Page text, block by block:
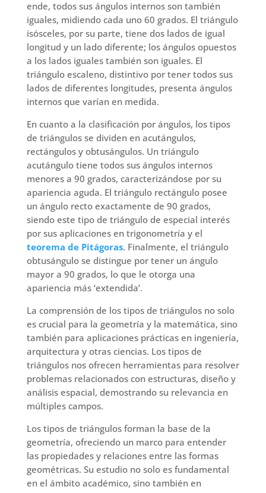
ende, todos sus ángulos internos son también
iguales, midiendo cada uno 60 grados. El triángulo
isósceles, por su parte, tiene dos lados de igual
longitud y un lado diferente; los ángulos opuestos
a los lados iguales también son iguales. El
triángulo escaleno, distintivo por tener todos sus
lados de diferentes longitudes, presenta ángulos
internos que varían en medida.
En cuanto a la clasificación por ángulos, los tipos
de triángulos se dividen en acutángulos,
rectángulos y obtusángulos. Un triángulo
acutángulo tiene todos sus ángulos internos
menores a 90 grados, caracterizándose por su
apariencia aguda. El triángulo rectángulo posee
un ángulo recto exactamente de 90 grados,
siendo este tipo de triángulo de especial interés
por sus aplicaciones en trigonometría y el
teorema de Pitágoras. Finalmente, el triángulo
obtusángulo se distingue por tener un ángulo
mayor a 90 grados, lo que le otorga una
apariencia más ‘extendida’.
La comprensión de los tipos de triángulos no solo
es crucial para la geometría y la matemática, sino
también para aplicaciones prácticas en ingeniería,
arquitectura y otras ciencias. Los tipos de
triángulos nos ofrecen herramientas para resolver
problemas relacionados con estructuras, diseño y
análisis espacial, demostrando su relevancia en
múltiples campos.
Los tipos de triángulos forman la base de la
geometría, ofreciendo un marco para entender
las propiedades y relaciones entre las formas
geométricas. Su estudio no solo es fundamental
en el ámbito académico, sino también en